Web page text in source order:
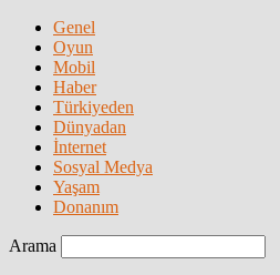
Genel
Oyun
Mobil
Haber
Türkiyeden
Dünyadan
İnternet
Sosyal Medya
Yaşam
Donanım
Arama